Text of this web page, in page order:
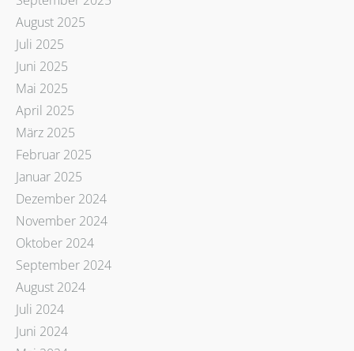
August 2025
Juli 2025
Juni 2025
Mai 2025
April 2025
März 2025
Februar 2025
Januar 2025
Dezember 2024
November 2024
Oktober 2024
September 2024
August 2024
Juli 2024
Juni 2024